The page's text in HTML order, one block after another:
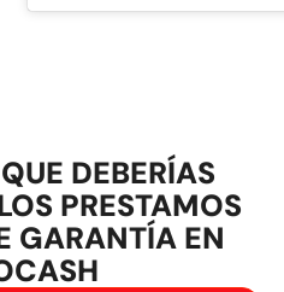
DEBERÍAS
PRESTAMOS
GARANTÍA EN